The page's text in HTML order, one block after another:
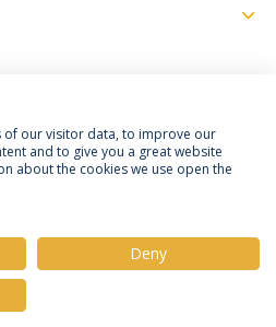
Termos e Condições
Católica Portuguesa
of our visitor data, to improve our
and to give you a great website
about the cookies we use open the
Deny